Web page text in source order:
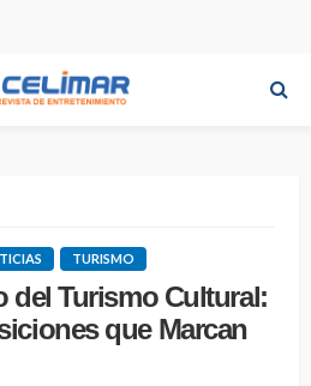
TURISMO
del Turismo Cultural:
que Marcan